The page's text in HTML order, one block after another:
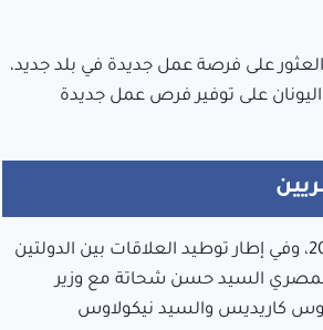
على فرصة عمل جديدة في بلد جديد،
على توفير فرص عمل جديدة
في الخميس التاسع من مايو لعام 2024، وفي إطار توطيد العلاقات بين الدولتين
المصري السيد حسن شحاتة مع وزير
كاريديس والسيد نيكولاوس